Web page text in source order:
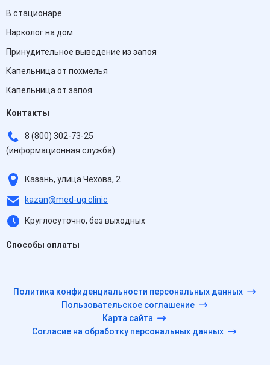
В стационаре
Нарколог на дом
Принудительное выведение из запоя
Капельница от похмелья
Капельница от запоя
Контакты
8 (800) 302-73-25
(информационная служба)
Казань, улица Чехова, 2
kazan@med-ug.clinic
Круглосуточно, без выходных
Способы оплаты
Политика конфиденциальности персональных данных
Пользовательское соглашение
Карта сайта
Согласие на обработку персональных данных